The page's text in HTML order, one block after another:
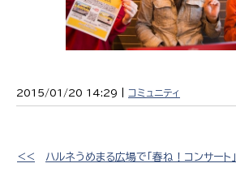
2015/01/20 14:29 | コミュニティ
<< ハルネうめまる広場で「春ね！コンサート」